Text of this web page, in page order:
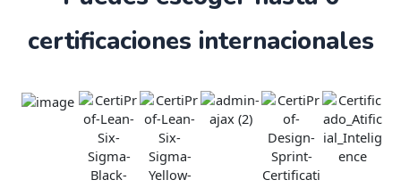
certificaciones internacionales